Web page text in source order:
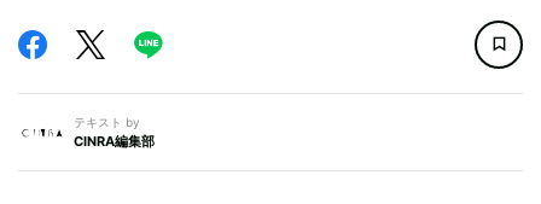
テキスト by
CINRA編集部